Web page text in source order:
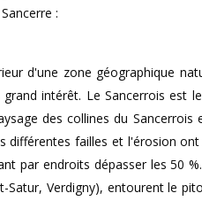
:
d'une zone géographique
intérêt. Le Sancerrois est
des collines du Sancerrois
différentes failles et l'érosion ont
par endroits dépasser les 50
Satur, Verdigny), entourent le